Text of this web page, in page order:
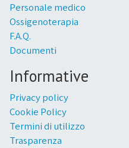
Personale medico
Ossigenoterapia
F.A.Q.
Documenti
Informative
Privacy policy
Cookie Policy
Termini di utilizzo
Trasparenza